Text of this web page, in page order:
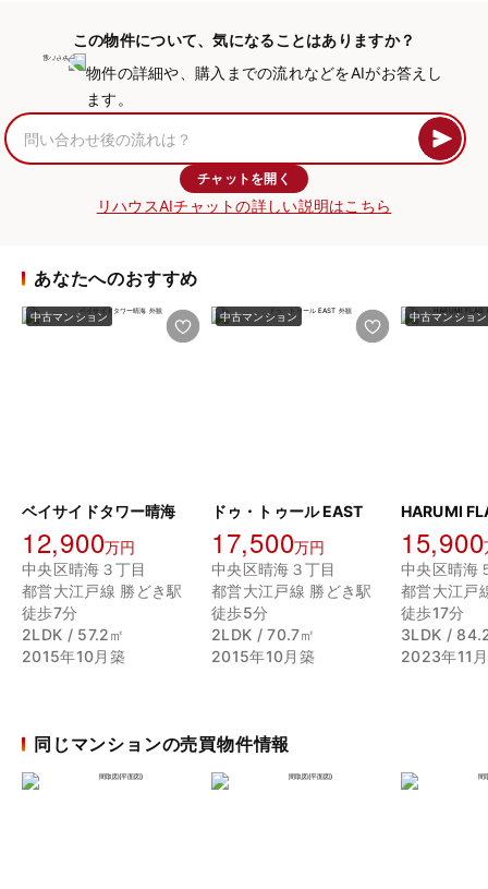
この物件について、気になることはありますか？
物件の詳細や、購入までの流れなどをAIがお答えし
ます。
チャットを開く
リハウスAIチャットの詳しい説明はこちら
あなたへのおすすめ
中古マンション
ベイサイドタワー晴海
12,900万円
中央区晴海３丁目
都営大江戸線 勝どき駅
徒歩7分
2LDK / 57.2㎡
2015年10月築
中古マンション
ドゥ・トゥール EAST
17,500万円
中央区晴海３丁目
都営大江戸線 勝どき駅
徒歩5分
2LDK / 70.7㎡
2015年10月築
中古マンション
15,900
中央区晴海
都営大江戸
徒歩17分
3LDK /
2023年11
同じマンションの売買物件情報